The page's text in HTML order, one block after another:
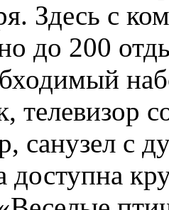
Здесь с
до 200
телевизор
санузел с
доступна